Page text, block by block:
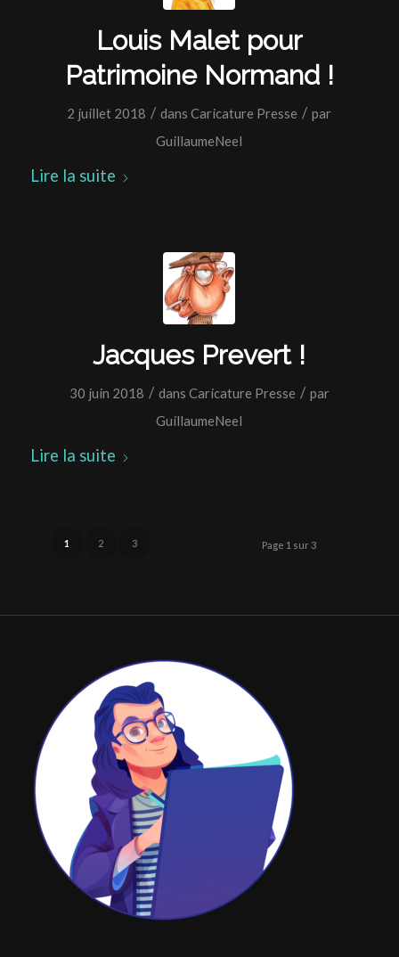
Louis Malet pour
Patrimoine Normand !
2 juillet 2018 / dansCaricature Presse / par
GuillaumeNeel
Lire la suite
Jacques Prevert !
30 juin 2018 / dans Caricature Presse / par
GuillaumeNeel
Lire la suite
Page 1 sur 3
1 2 3